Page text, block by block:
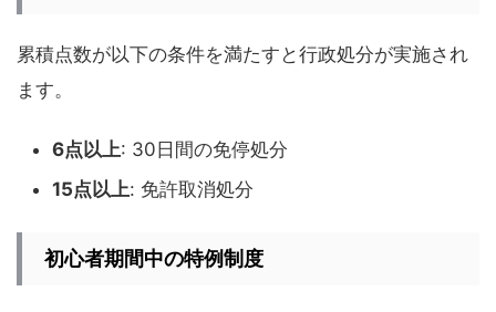
累積点数が以下の条件を満たすと行政処分が実施され
ます。
6点以上: 30日間の免停処分
15点以上: 免許取消処分
初心者期間中の特例制度